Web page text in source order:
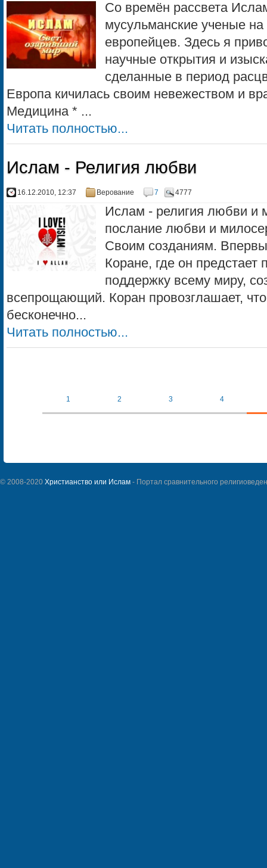
Со времён рассвета
мусульманские ученые
европейцев. Здесь я
научные открытия и
сделанные в период
Европа кичилась своим невежеством и
Медицина * ...
Читать полностью...
Ислам - Религия любви
16.12.2010, 12:37 Верование 7 4777
Ислам - религия любви и
послание любви и
Своим созданиям.
Коране, где он
поддержку всему миру,
всепрощающий. Коран провозглашает,
бесконечно...
Читать полностью...
1 2 3 4
© 2008-2020 Христианство или Ислам - Портал сравнительного